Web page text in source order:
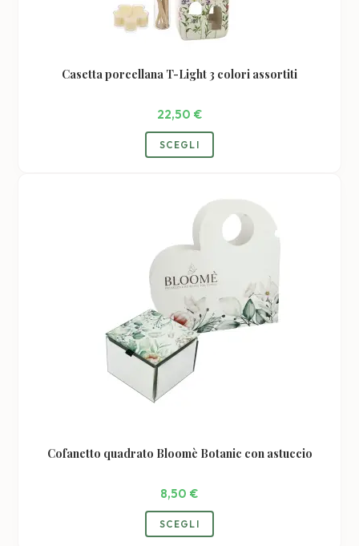
Casetta porcellana T-Light 3 colori assortiti
22,50 €
SCEGLI
Cofanetto quadrato Bloomè Botanic con astuccio
8,50 €
SCEGLI